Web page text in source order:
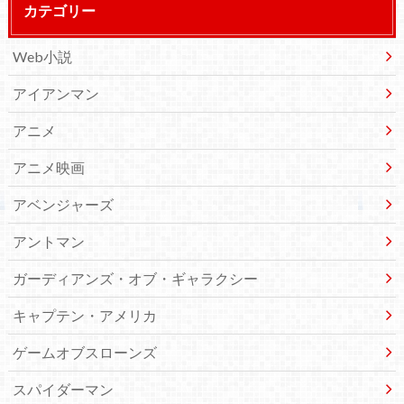
カテゴリー
Web小説
アイアンマン
アニメ
アニメ映画
アベンジャーズ
アントマン
ガーディアンズ・オブ・ギャラクシー
キャプテン・アメリカ
ゲームオブスローンズ
スパイダーマン